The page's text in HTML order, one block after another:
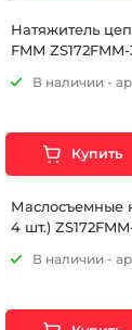
Натяжитель
FMM
(CB250RL)
В наличии -
Купить
Маслосъемные
4 шт.)
В наличии -